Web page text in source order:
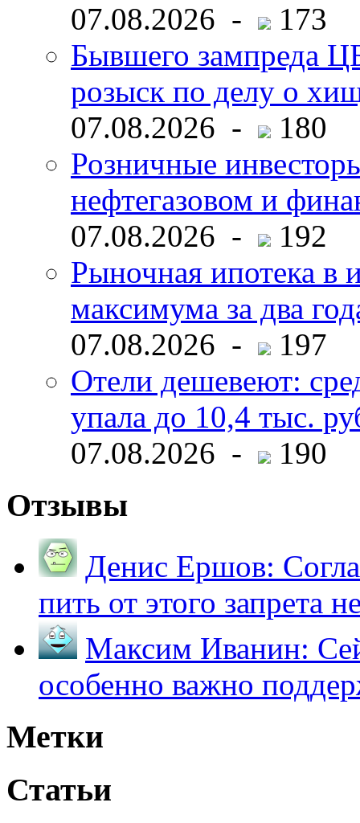
07.08.2026 -
173
Бывшего зампреда
розыск по делу о
07.08.2026 -
180
Розничные
нефтегазовом и
07.08.2026 -
192
Рыночная ипотека в
максимума за два
07.08.2026 -
197
Отели дешевеют:
упала до 10,4 тыс.
07.08.2026 -
190
Отзывы
Денис Ершов:
пить от этого запрета
Максим Иванин:
особенно важно
Метки
Статьи